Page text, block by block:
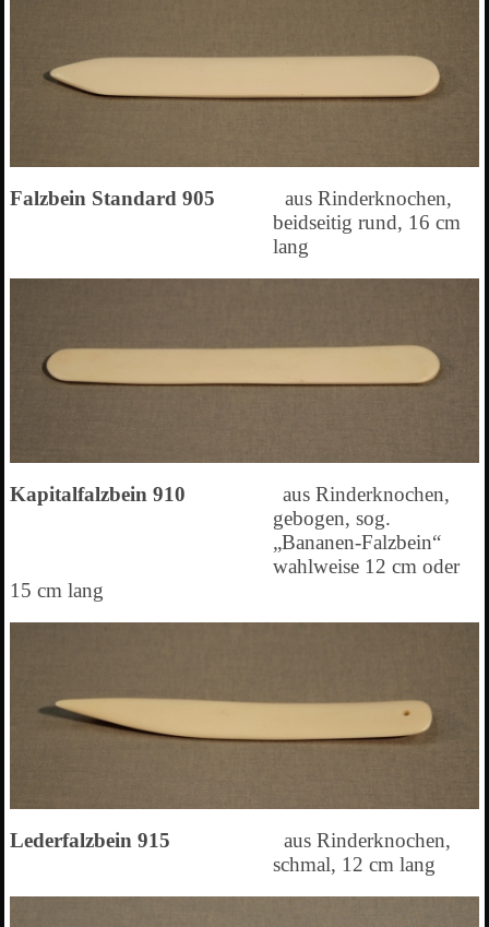
Falzbein Standard 905
aus Rinderknochen,
beidseitig rund, 16 cm
lang
Kapitalfalzbein 910
aus Rinderknochen,
gebogen, sog.
„Bananen-Falzbein“
wahlweise 12 cm oder
15 cm lang
Lederfalzbein 915
aus Rinderknochen,
schmal, 12 cm lang